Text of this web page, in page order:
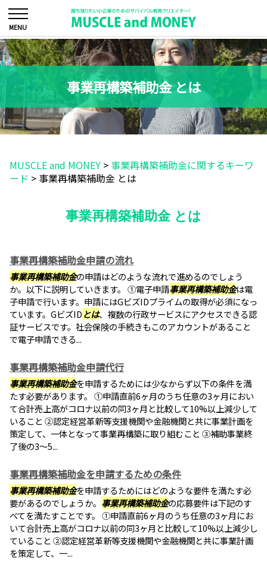
事業再構築補助金 とは
MUSCLE and MONEY > 事業再構築補助金に関するキーワ
ード > 事業再構築補助金 とは
事業再構築補助金 とは
事業再構築補助金申請の流れ
事業再構築補助金の申請はどのような流れで進めるのでしょう
か。以下に説明していきます。 ①電子申請事業再構築補助金は電
子申請で行います。申請にはGビズIDプライムの取得が必須になっ
ています。GビズIDとは、複数の行政サービスにアクセスできる認
証サービスです。社会保険の手続きもこのアカウントがあること
で電子申請できる...
事業再構築補助金申請代行
事業再構築補助金を申請するためには少なからず以下の条件を満
たす必要があります。 ①申請直前6ヶ月のうち任意の3ヶ月におい
て合計売上高がコロナ以前の同3ヶ月と比較して10%以上減少して
いること ②認定経営革新等支援機関や金融機関と共に事業計画を
策定して、一体となって事業再構築に取り組むこと ③補助事業終
了後の3～5...
事業再構築補助金を申請するための条件
事業再構築補助金を申請するためにはどのような要件を満たす必
要があるのでしょうか。 事業再構築補助金の応募要件は下記のす
べてを満たすことです。 ①申請直前6ヶ月のうち任意の3ヶ月にお
いて合計売上高がコロナ以前の同3ヶ月と比較して10%以上減少し
ていること ②認定経営革新等支援機関や金融機関と共に事業計画
を策定して、一...